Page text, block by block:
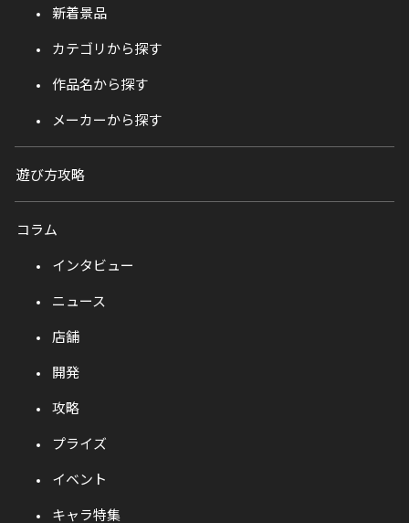
新着景品
カテゴリから探す
作品名から探す
メーカーから探す
遊び方攻略
コラム
インタビュー
ニュース
店舗
開発
攻略
プライズ
イベント
キャラ特集